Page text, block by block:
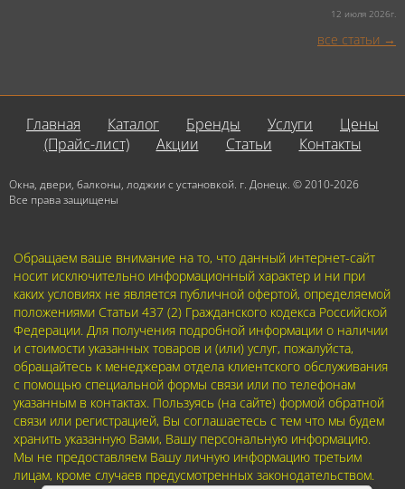
12 июля 2026г.
все статьи
Главная Каталог Бренды Услуги
Цены
(Прайс-лист)
Акции Статьи Контакты
Окна, двери, балконы, лоджии с установкой. г. Донецк. © 2010-2026
Все права защищены
Обращаем ваше внимание на то, что данный интернет-сайт
носит исключительно информационный характер и ни при
каких условиях не является публичной офертой, определяемой
положениями Статьи 437 (2) Гражданского кодекса Российской
Федерации. Для получения подробной информации о наличии
и стоимости указанных товаров и (или) услуг, пожалуйста,
обращайтесь к менеджерам отдела клиентского обслуживания
с помощью специальной формы связи или по телефонам
указанным в контактах. Пользуясь (на сайте) формой обратной
связи или регистрацией, Вы соглашаетесь с тем что мы будем
хранить указанную Вами, Вашу персональную информацию.
Мы не предоставляем Вашу личную информацию третьим
лицам, кроме случаев предусмотренных законодательством.